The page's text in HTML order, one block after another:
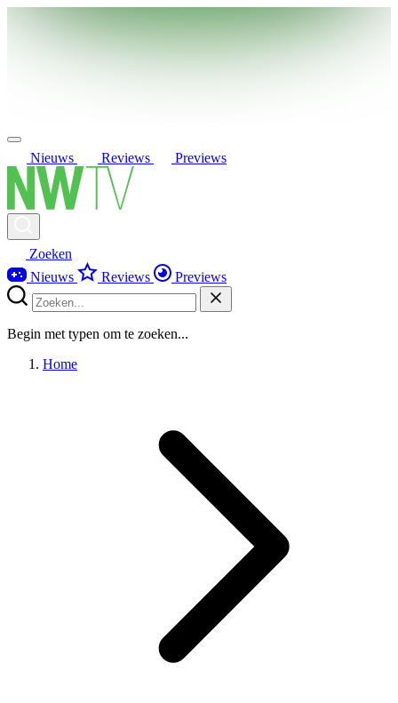
Nieuws Reviews Previews
Zoeken
Nieuws
Reviews Previews
Begin met typen om te zoeken...
Home